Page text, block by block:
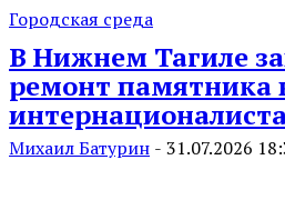
Городская среда
В Нижнем Тагиле
ремонт памятника
Михаил Батурин - 31.07.2026